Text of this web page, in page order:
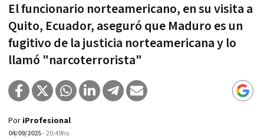
El funcionario norteamericano, en su visita a
Quito, Ecuador, aseguró que Maduro es un
fugitivo de la justicia norteamericana y lo
llamó "narcoterrorista"
Por iProfesional
04/09/2025- 20:49hs